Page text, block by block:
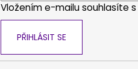
Vložením e-mailu souhlasíte s
PŘIHLÁSIT SE